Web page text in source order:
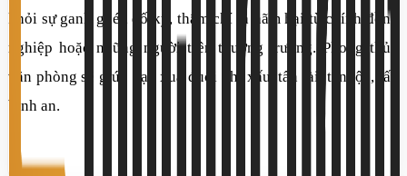
khỏi sự ganh ghét, đố kỵ, thậm chí là hãm hại từ chính đồng
nghiệp hoặc những người trên thương trường. Phong thủy
văn phòng sẽ giúp bạn xua đuổi khí xấu, tấn tài, tấn lộc, tấn
bình an.